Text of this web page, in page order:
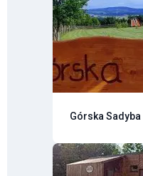
Górska